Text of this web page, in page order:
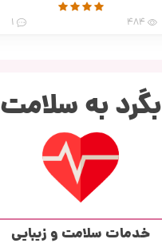
484
1
بگرد به سلامت
خدمات سلامت و زیبایی